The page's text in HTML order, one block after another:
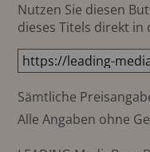
Nutzen Sie diesen
dieses Titels direkt in
Sämtliche
Alle Angaben ohne